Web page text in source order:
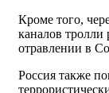
Кроме того,
каналов
отравлении в
Россия также